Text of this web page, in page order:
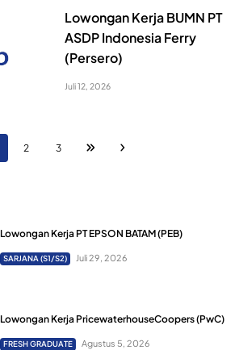
Lowongan Kerja BUMN PT
ASDP Indonesia Ferry
(Persero)
Juli 12, 2026
2 3
Lowongan Kerja PT EPSON BATAM (PEB)
SARJANA (S1/S2) Juli 29, 2026
Lowongan Kerja PricewaterhouseCoopers (PwC)
FRESH GRADUATE Agustus 5, 2026